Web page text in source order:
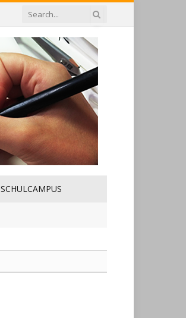
SCHULCAMPUS